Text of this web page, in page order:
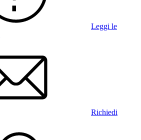
Leggi le
Richiedi